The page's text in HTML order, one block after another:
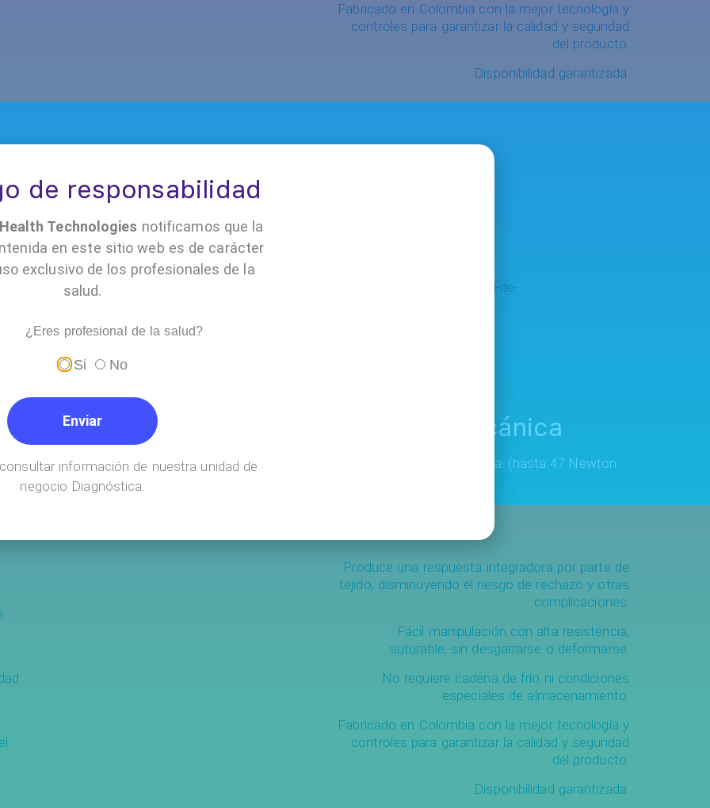
Fabricado en Colombia con la mejor tecnología y
controles para garantizar la calidad y seguridad
del producto.
Disponibilidad garantizada.
regenerativa
el crecimiento de células epiteliales y el intercambio de nutrientes.
y soporta tensiones de
Alta Resistencia Mecánica
QUIRUMATRIX® tiene una resistencia mecánica alta. (hasta 47 Newton
Produce una respuesta integradora por parte de
tejido, disminuyendo el riesgo de rechazo y otras
complicaciones.
Fácil manipulación con alta resistencia,
suturable, sin desgarrarse o deformarse.
No requiere cadena de frío ni condiciones
especiales de almacenamiento.
Fabricado en Colombia con la mejor tecnología y
controles para garantizar la calidad y seguridad
del producto.
Disponibilidad garantizada.
de responsabilidad
Technologies notificamos que la
en este sitio web es de carácter
exclusivo de los profesionales de la
salud.
¿Eres profesional de la salud?
Si No
Enviar
información de nuestra unidad de
negocio Diagnóstica.